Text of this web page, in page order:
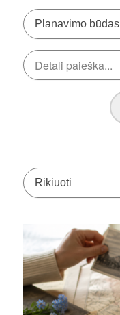
Planavimo būdas
Rikiuoti